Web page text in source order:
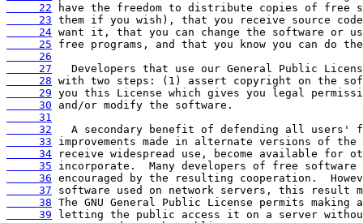
     22
     23
     24
     25
     26
     27
     28
     29
     30
     31
     32
     33
     34
     35
     36
     37
     38
     39